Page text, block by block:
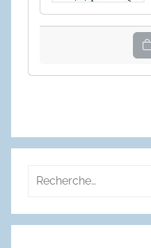
Recherche
: